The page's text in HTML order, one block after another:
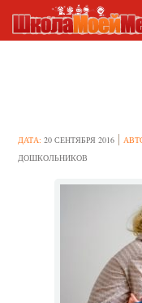
ДАТА:20 СЕНТЯБРЯ 2016
ДОШКОЛЬНИКОВ